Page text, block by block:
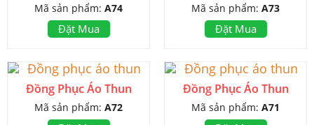
Mã sản phẩm: A74
Đặt Mua
Mã sản phẩm: A73
Đặt Mua
Đồng Phục Áo Thun
Mã sản phẩm: A72
Đồng Phục Áo Thun
Mã sản phẩm: A71